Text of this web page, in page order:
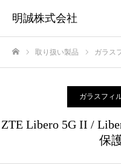
明誠株式会社
取り扱い製品 ガラス
ガラスフィ
ZTE Libero 5G II /
保